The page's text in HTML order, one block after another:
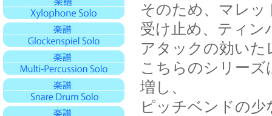
そのため、マレ
受け止め、ティン
アタックの効い
こちらのシリー
増し、
ピッチベンドの